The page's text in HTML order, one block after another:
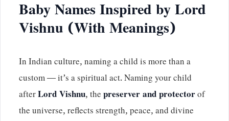
Baby Names Inspired by Lord
Vishnu (With Meanings)
In Indian culture, naming a child is more than a
custom — it’s a spiritual act. Naming your child
afterLord Vishnu, thepreserver and protectorof
the universe, reflects strength, peace, and divine